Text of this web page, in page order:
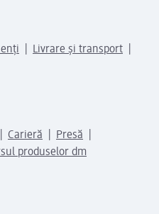
Livrare și transport
Carieră
Presă
produselor dm